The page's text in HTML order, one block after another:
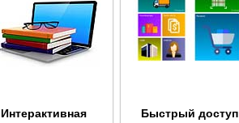
Интерактивная
Быстрый доступ